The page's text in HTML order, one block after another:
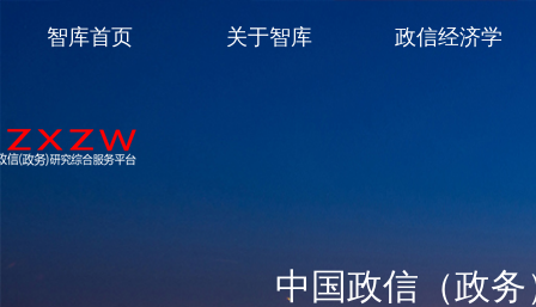
中国政信（政
智库首页 关于智库 政信经济学